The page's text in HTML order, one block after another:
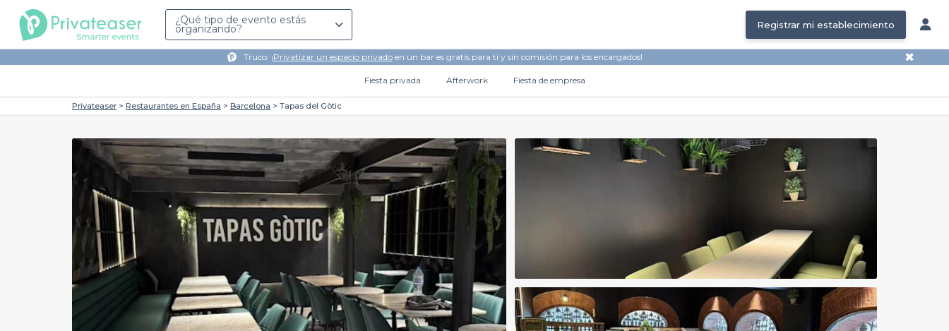
¿Qué tipo de evento estás
organizando? Registrar mi establecimiento
Truco: ¡Privatizar un espacio privadoen un bar es gratis para ti y sin comisión para los encargados! ✖
Fiesta privada Afterwork Fiesta de empresa
Privateaser Restaurantes en España Barcelona Tapas del Gòtic